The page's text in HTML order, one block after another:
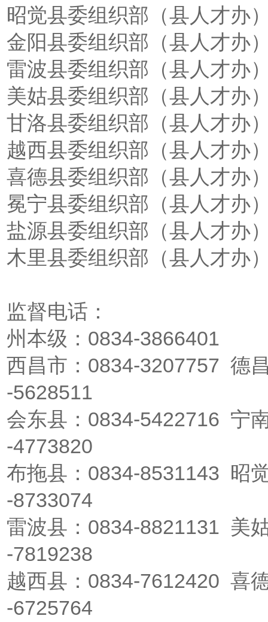
昭觉县委组织部（县人才办
金阳县委组织部（县人才办
雷波县委组织部（县人才办
美姑县委组织部（县人才办
甘洛县委组织部（县人才办
越西县委组织部（县人才办
喜德县委组织部（县人才办
冕宁县委组织部（县人才办
盐源县委组织部（县人才办
木里县委组织部（县人才办
监督电话：
州本级：0834-3866401
西昌市：0834-3207757 德
-5628511
会东县：0834-5422716 宁
-4773820
布拖县：0834-8531143 昭
-8733074
雷波县：0834-8821131 美
-7819238
越西县：0834-7612420 喜
-6725764